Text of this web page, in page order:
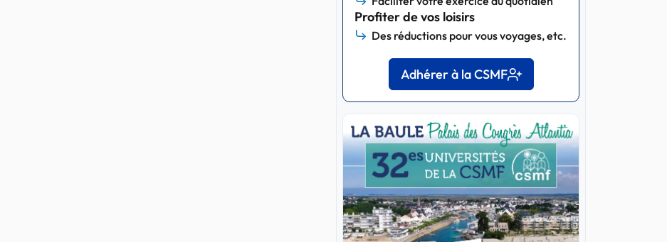
Profiter de vos loisirs
Des réductions pour vous voyages, etc.
Adhérer à la CSMF